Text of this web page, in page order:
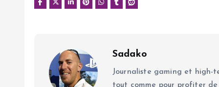
Sadako
Journaliste gaming et high-
tout comme pour profiter